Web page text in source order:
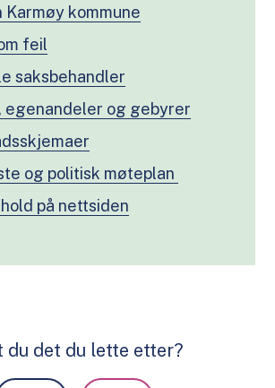
Karmøy kommune
feil
saksbehandler
egenandeler og gebyrer
og politisk møteplan
på nettsiden
du det du lette etter?